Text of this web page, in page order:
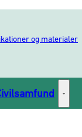
og materialer